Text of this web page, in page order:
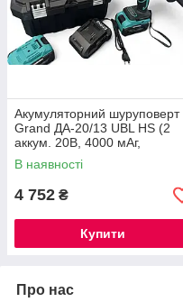
Акумуляторний шуруповерт
Grand ДА-20/13 UBL HS (2
аккум. 20В, 4000 мАг,
Безщітковий, КЕЙС, ЧЕХІЯ) ®
В наявності
4 752 ₴
Купити
Про нас